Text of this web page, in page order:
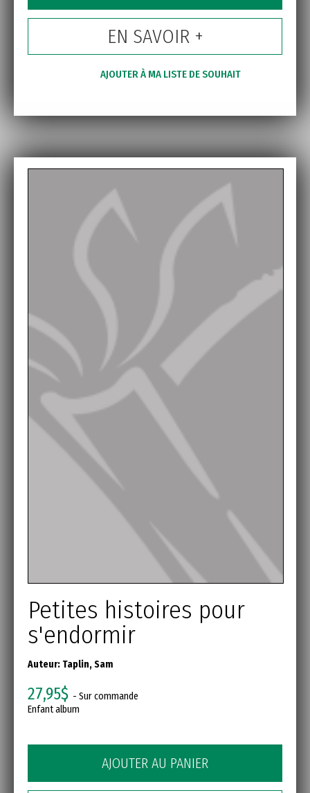
EN SAVOIR +
AJOUTER À MA LISTE DE SOUHAIT
Petites histoires pour
s'endormir
Auteur: Taplin, Sam
27,95$ - Sur commande
Enfant album
AJOUTER AU PANIER